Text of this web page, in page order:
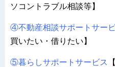
ソコントラブル相談等】
④不動産相談サポートサー
買いたい・借りたい】
⑤暮らしサポートサービス